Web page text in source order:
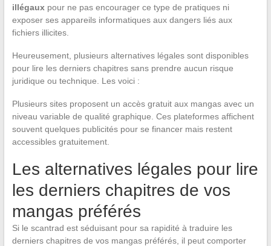
illégauxpour ne pas encourager ce type de pratiques ni
exposer ses appareils informatiques aux dangers liés aux
fichiers illicites.
Heureusement, plusieurs alternatives légales sont disponibles
pour lire les derniers chapitres sans prendre aucun risque
juridique ou technique. Les voici :
Plusieurs sites proposent un accès gratuit aux mangas avec un
niveau variable de qualité graphique. Ces plateformes affichent
souvent quelques publicités pour se financer mais restent
accessibles gratuitement.
Les alternatives légales pour lire
les derniers chapitres de vos
mangas préférés
Si le scantrad est séduisant pour sa rapidité à traduire les
derniers chapitres de vos mangas préférés, il peut comporter